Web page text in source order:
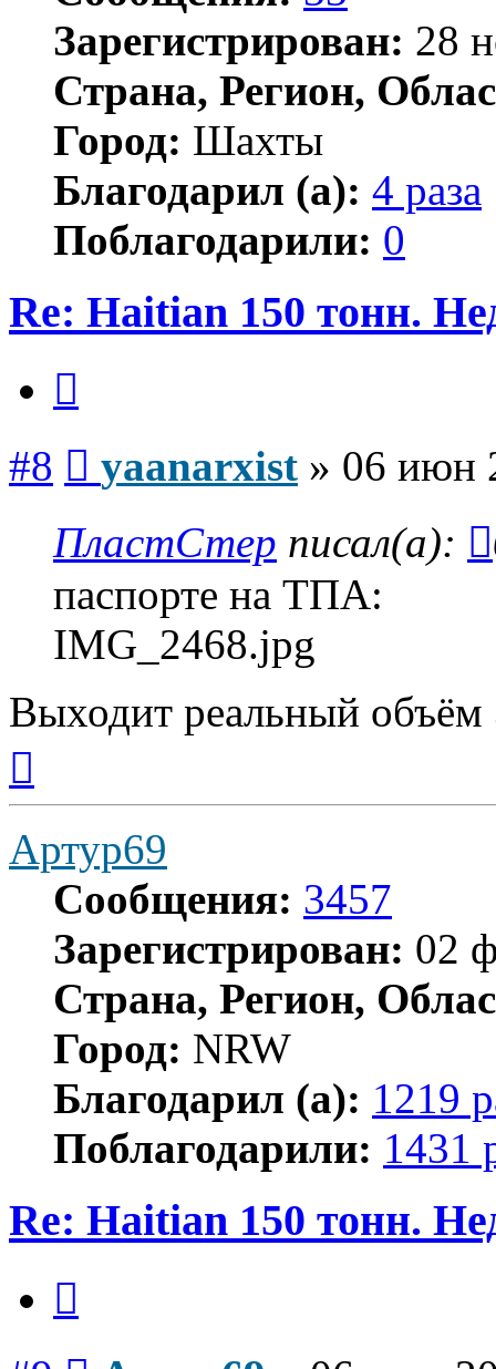
Зарегистрирован: 28
Страна, Регион,
Город: Шахты
Благодарил (а): 4 раза
Поблагодарили: 0
Re: Haitian 150 тонн.
#8 yaanarxist » 06 июн
ПластСтер писал(а):
паспорте на ТПА:
IMG_2468.jpg
Выходит реальный объём
началу
Артур69
Сообщения: 3457
Зарегистрирован: 02
Страна, Регион,
Город: NRW
Благодарил (а): 1219
Поблагодарили: 1431
Re: Haitian 150 тонн.